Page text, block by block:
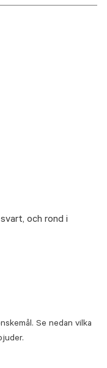
och rond i
Se nedan vilka